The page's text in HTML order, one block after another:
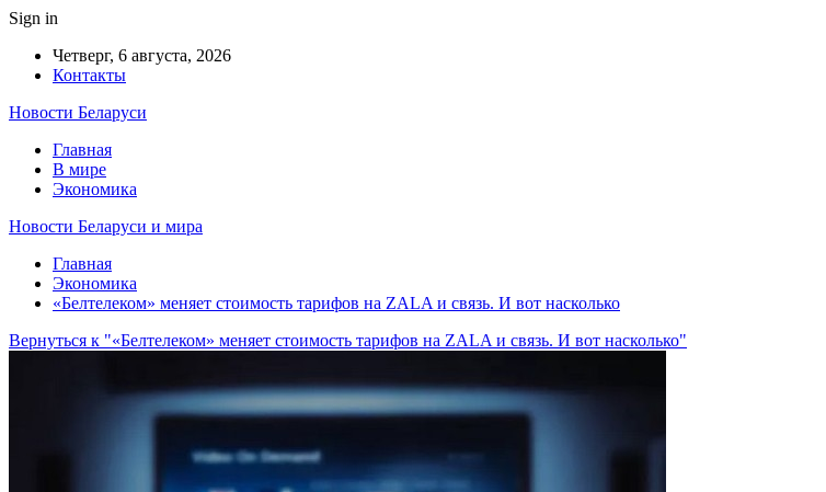
Sign in
Четверг, 6 августа, 2026
Контакты
Новости Беларуси
Главная
В мире
Экономика
Новости Беларуси и мира
Главная
Экономика
«Белтелеком» меняет стоимость тарифов на ZALA и связь. И вот насколько
Вернуться к "«Белтелеком» меняет стоимость тарифов на ZALA и связь. И вот насколько"